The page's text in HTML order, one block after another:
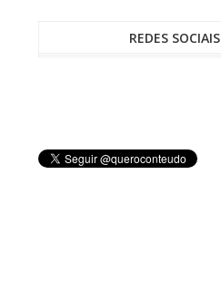
REDES SOCIAIS